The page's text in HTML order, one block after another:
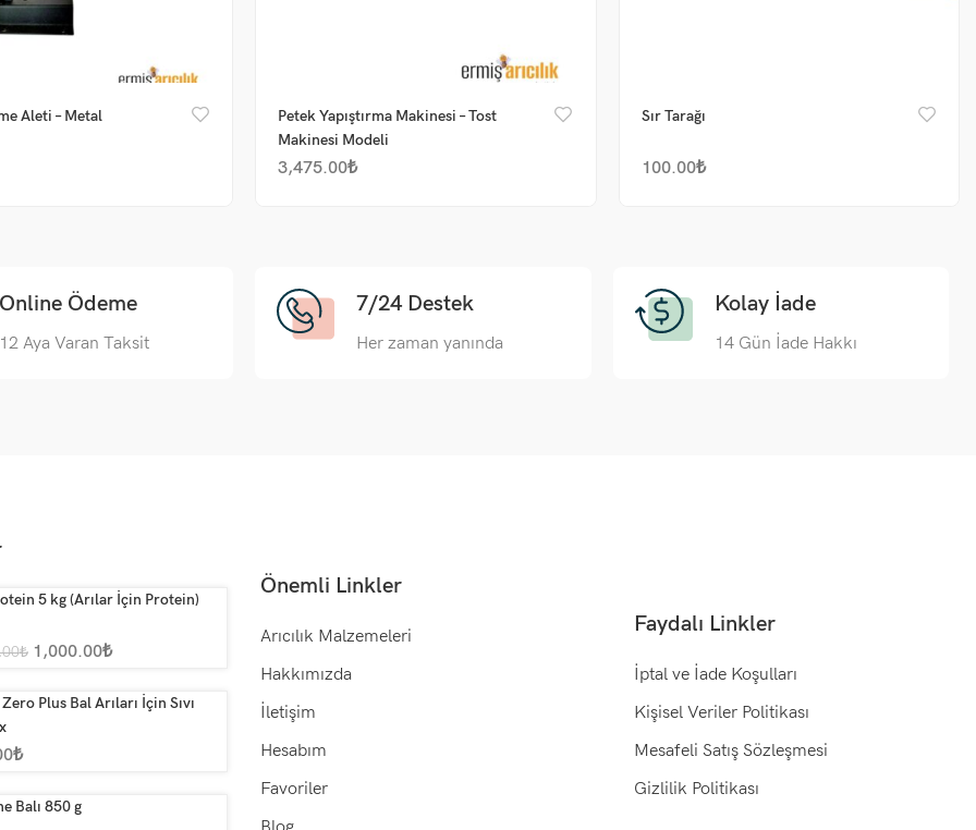
Aleti – Metal
Petek Yapıştırma Makinesi – Tost
Makinesi Modeli
3,475.00₺
Sır Tarağı
100.00₺
Online Ödeme
12 Aya Varan Taksit
7/24 Destek
Her zaman yanında
Kolay İade
14 Gün İade Hakkı
5 kg (Arılar İçin Protein)
₺ 1,000.00₺
Plus Bal Arıları İçin Sıvı
₺
Balı 850 g
Önemli Linkler
Arıcılık Malzemeleri
Hakkımızda
İletişim
Hesabım
Favoriler
Faydalı Linkler
İptal ve İade Koşulları
Kişisel Veriler Politikası
Mesafeli Satış Sözleşmesi
Gizlilik Politikası